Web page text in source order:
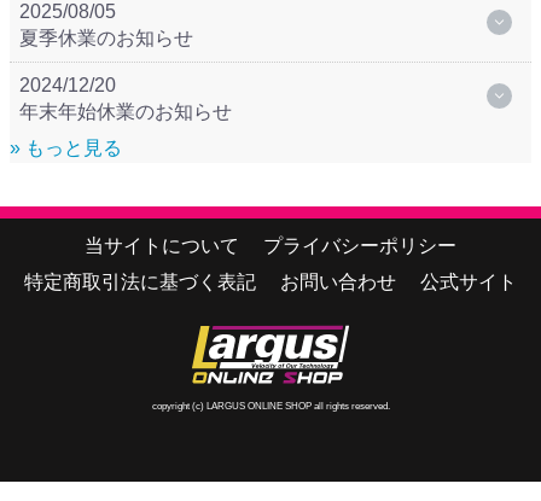
2025/08/05
夏季休業のお知らせ
2024/12/20
年末年始休業のお知らせ
» もっと見る
当サイトについて
プライバシーポリシー
特定商取引法に基づく表記
お問い合わせ 公式サイト
copyright (c) LARGUS ONLINE SHOP all rights reserved.